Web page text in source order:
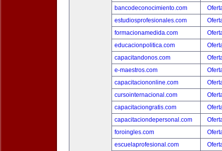
bancodeconocimiento.com
estudiosprofesionales.com
formacionamedida.com
educacionpolitica.com
capacitandonos.com
e-maestros.com
capacitaciononline.com
cursointernacional.com
capacitaciongratis.com
capacitaciondepersonal.com
foroingles.com
escuelaprofesional.com